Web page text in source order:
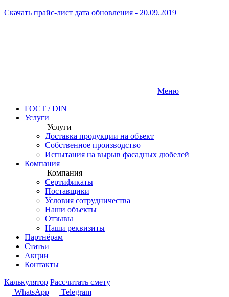
Скачать прайс-лист дата обновления - 20.09.2019
Меню
ГОСТ / DIN
Услуги
Услуги
Доставка продукции на объект
Собственное производство
Испытания на вырыв фасадных дюбелей
Компания
Компания
Сертификаты
Поставщики
Условия сотрудничества
Наши объекты
Отзывы
Наши реквизиты
Партнёрам
Статьи
Акции
Контакты
Калькулятор Рассчитать смету
WhatsApp
Telegram